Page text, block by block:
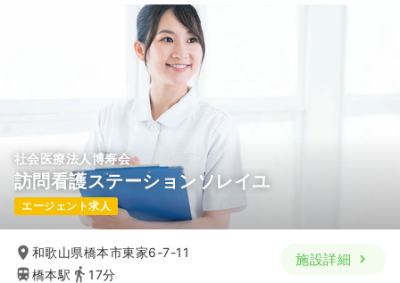
/月
8:30～17:00
4週8休以上
気になる
社会医療法人博寿会
訪問看護ステーションソレイユ
エージェント求人
和歌山県橋本市東家6-7-11
橋本駅
17分
施設詳細